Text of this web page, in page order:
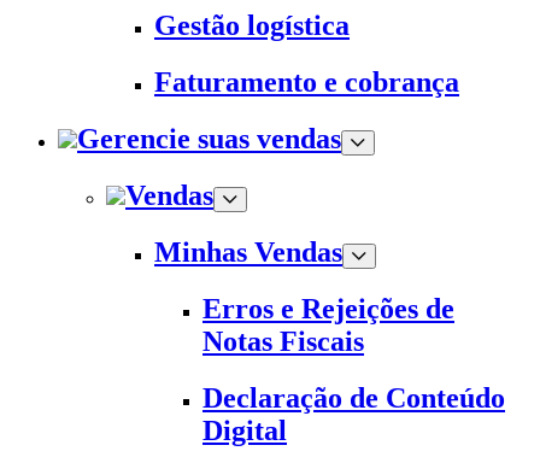
Gestão logística
Faturamento e cobrança
Gerencie suas vendas
Vendas
Minhas Vendas
Erros e Rejeições de
Notas Fiscais
Declaração de Conteúdo
Digital